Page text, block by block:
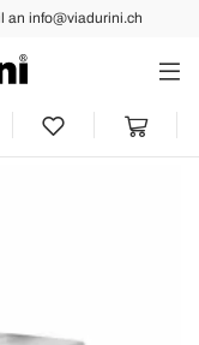
an info@viadurini.ch
Vorher Nächste
Made